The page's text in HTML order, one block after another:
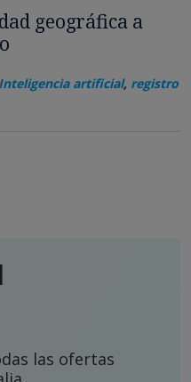
geográfica a
Inteligencia artificial, registro
las ofertas